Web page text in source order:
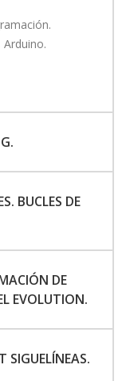
Arduino.
BUCLES DE
DE
EVOLUTION.
SIGUELÍNEAS.